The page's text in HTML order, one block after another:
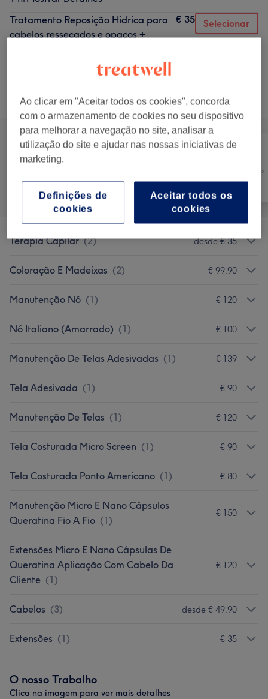
Tratamento Reposição Hidrica para
cabelos ressecados e opacos +
Mostrar Detalhes
€ 35 Selecionar
Procurar serviços
Tratamento
Corporal
Terapia Capilar (2) desde € 35
Coloração E Madeixas (2) € 99,90
Manutenção Nó (1) € 120
Nó Italiano (Amarrado) (1) € 100
Manutenção De Telas Adesivadas (1) € 139
Tela Adesivada (1) € 90
Manutenção De Telas (1) € 120
Tela Costurada Micro Screen (1) € 90
Tela Costurada Ponto Americano (1) € 80
Manutenção Micro E Nano Cápsulos
Queratina Fio A Fio (1)
€ 150
Extensões Micro E Nano Cápsulas De
Queratina Aplicação Com Cabelo Da
Cliente (1)
€ 120
Cabelos (3) desde € 49,90
Extensões (1) € 35
O nosso Trabalho
Clica na imagem para ver mais detalhes
Ao clicar em "Aceitar todos os cookies", concorda
com o armazenamento de cookies no seu dispositivo
para melhorar a navegação no site, analisar a
utilização do site e ajudar nas nossas iniciativas de
marketing.
Aceitar todos os
cookies
Definições de
cookies